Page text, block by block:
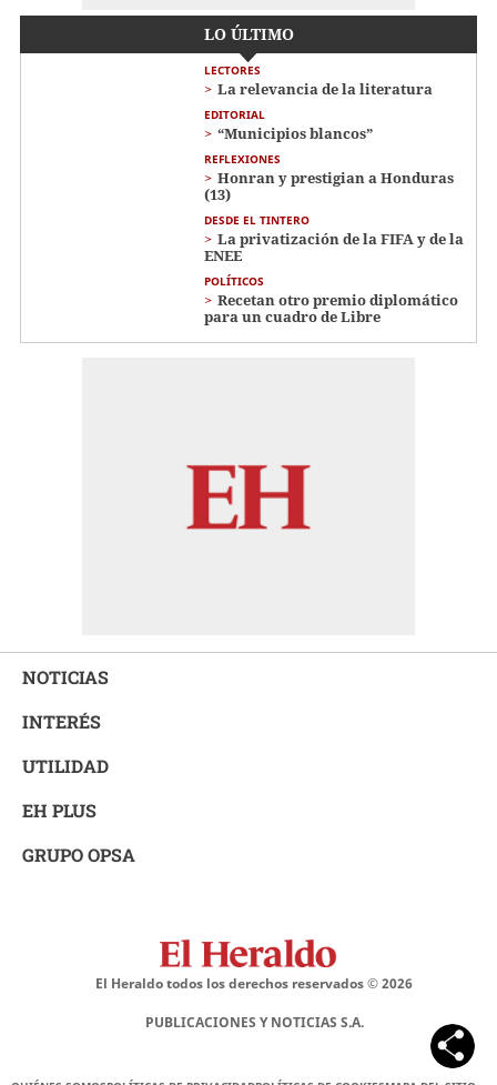
LO ÚLTIMO
LECTORES
La relevancia de la literatura
EDITORIAL
“Municipios blancos”
REFLEXIONES
Honran y prestigian a Honduras
(13)
DESDE EL TINTERO
La privatización de la FIFA y de la
ENEE
POLÍTICOS
Recetan otro premio diplomático
para un cuadro de Libre
NOTICIAS
INTERÉS
UTILIDAD
EH PLUS
GRUPO OPSA
El Heraldo todos los derechos reservados ©2026
PUBLICACIONES Y NOTICIAS S.A.